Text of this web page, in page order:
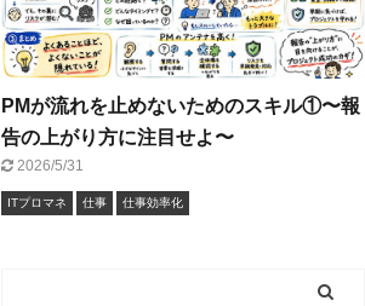
PMが流れを止めないためのスキル①〜報
告の上がり方に注目せよ〜
2026/5/31
ITプロマネ 仕事 仕事効率化